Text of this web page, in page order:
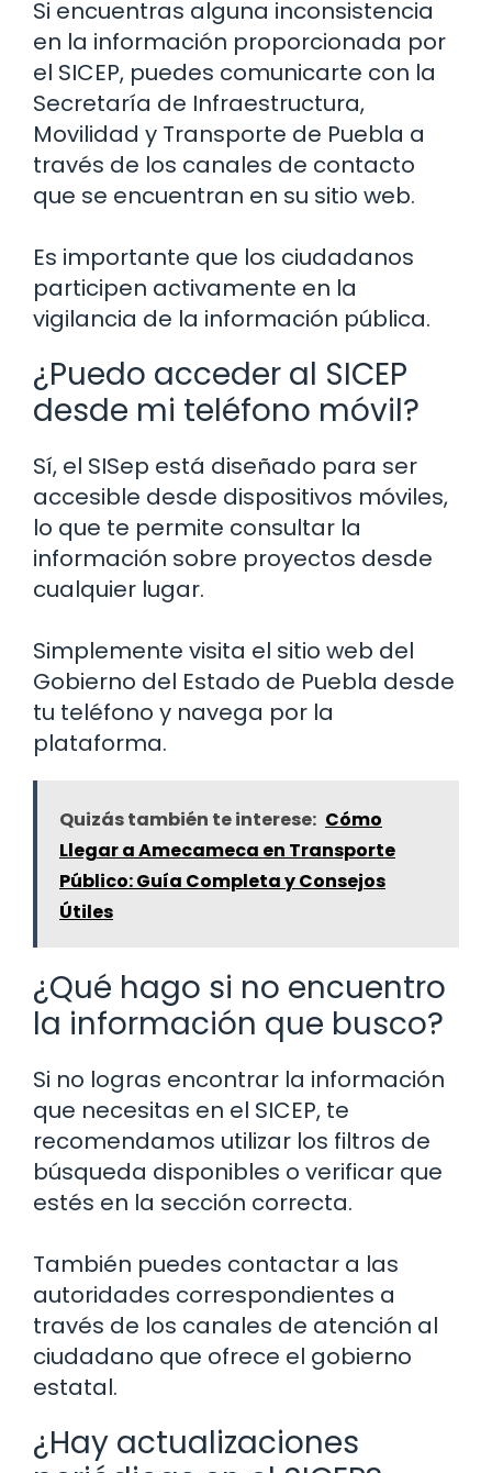
Si encuentras alguna inconsistencia
en la información proporcionada por
el SICEP, puedes comunicarte con la
Secretaría de Infraestructura,
Movilidad y Transporte de Puebla a
través de los canales de contacto
que se encuentran en su sitio web.
Es importante que los ciudadanos
participen activamente en la
vigilancia de la información pública.
¿Puedo acceder al SICEP
desde mi teléfono móvil?
Sí, el SISep está diseñado para ser
accesible desde dispositivos móviles,
lo que te permite consultar la
información sobre proyectos desde
cualquier lugar.
Simplemente visita el sitio web del
Gobierno del Estado de Puebla desde
tu teléfono y navega por la
plataforma.
Quizás también te interese: Cómo
Llegar a Amecameca en Transporte
Público: Guía Completa y Consejos
Útiles
¿Qué hago si no encuentro
la información que busco?
Si no logras encontrar la información
que necesitas en el SICEP, te
recomendamos utilizar los filtros de
búsqueda disponibles o verificar que
estés en la sección correcta.
También puedes contactar a las
autoridades correspondientes a
través de los canales de atención al
ciudadano que ofrece el gobierno
estatal.
¿Hay actualizaciones